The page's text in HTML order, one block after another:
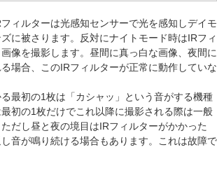
ィルターは光感知センサーで光を感知しデイモ
に被さります。反対にナイトモード時はIRフィ
像を撮影します。昼間に真っ白な画像、夜間に
場合、このIRフィルターが正常に動作していな
最初の1枚は「カシャッ」という音がする機種
初の1枚だけでこれ以降に撮影される際は一般
だし昼と夜の境目はIRフィルターがかかった
音が鳴り続ける場合もあります。これは故障で